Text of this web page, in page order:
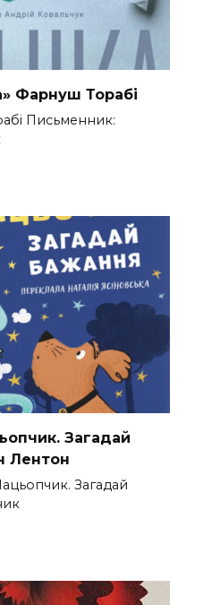
Фарнуш Торабі
Письменник:
Загадай
Лентон
Загадай